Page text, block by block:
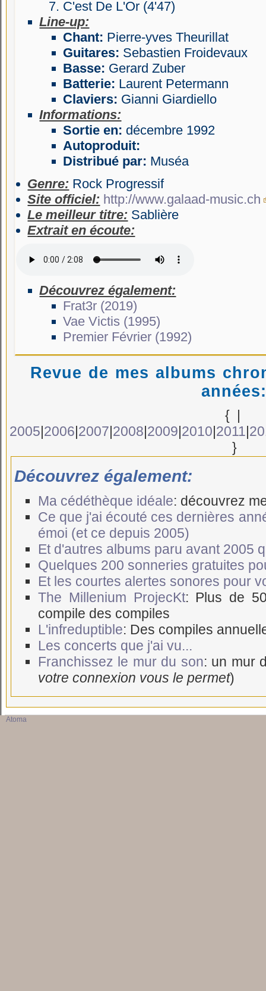
C'est De L'Or (4'47)
Line-up:
Chant: Pierre-yves Theurillat
Guitares: Sebastien Froidevaux
Basse: Gerard Zuber
Batterie: Laurent Petermann
Claviers: Gianni Giardiello
Informations:
Sortie en: décembre 1992
Autoproduit:
Distribué par: Muséa
Genre: Rock Progressif
Site officiel: http://www.galaad-music.ch
Le meilleur titre: Sablière
Extrait en écoute:
Découvrez également:
Frat3r (2019)
Vae Victis (1995)
Premier Février (1992)
Revue de mes albums
{ |
2005|2006|2007|2008|2009|2010|2011|
}
Découvrez également:
Ma cédéthèque idéale: découvrez
Ce que j'ai écouté ces dernières
émoi (et ce depuis 2005)
Et d'autres albums paru avant 2005
Quelques 200 sonneries gratuites
Et les courtes alertes sonores pour
The Millenium ProjecKt: Plus de
compile des compiles
L'infreduptible: Des compiles
Les concerts que j'ai vu...
Franchissez le mur du son: un mur
votre connexion vous le permet)
Atoma